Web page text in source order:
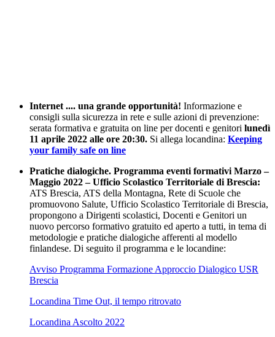
Internet .... una grande opportunità! Informazione e
consigli sulla sicurezza in rete e sulle azioni di prevenzione:
serata formativa e gratuita on line per docenti e genitori lunedì
11 aprile 2022 alle ore 20:30. Si allega locandina: Keeping
your family safe on line
Pratiche dialogiche. Programma eventi formativi Marzo –
Maggio 2022 – Ufficio Scolastico Territoriale di Brescia:
ATS Brescia, ATS della Montagna, Rete di Scuole che
promuovono Salute, Ufficio Scolastico Territoriale di Brescia,
propongono a Dirigenti scolastici, Docenti e Genitori un
nuovo percorso formativo gratuito ed aperto a tutti, in tema di
metodologie e pratiche dialogiche afferenti al modello
finlandese. Di seguito il programma e le locandine:
Avviso Programma Formazione Approccio Dialogico USR
Brescia
Locandina Time Out, il tempo ritrovato
Locandina Ascolto 2022